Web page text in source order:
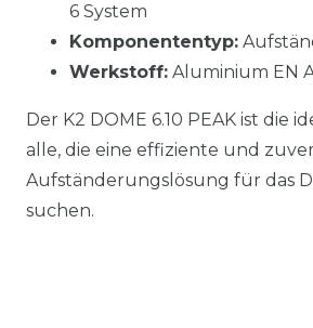
6 System
Komponententyp:
Werkstoff: Aluminium EN
Der K2 DOME 6.10 PEAK ist die
alle, die eine effiziente und
Aufständerungslösung für das
suchen.